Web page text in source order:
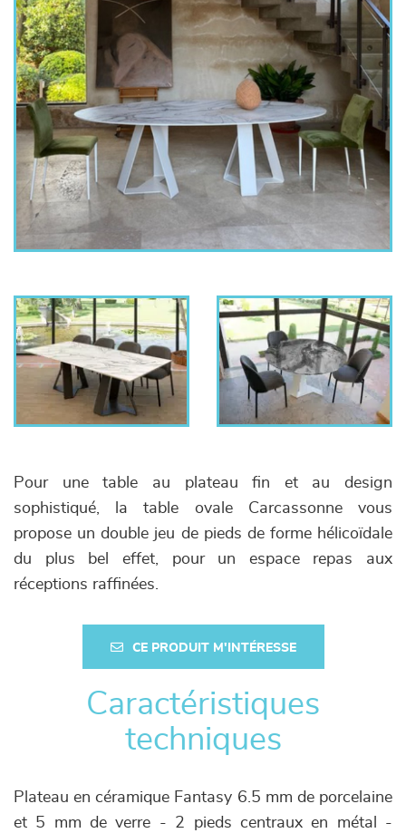
Pour une table au plateau fin et au design
sophistiqué, la table ovale Carcassonne vous
propose un double jeu de pieds de forme hélicoïdale
du plus bel effet, pour un espace repas aux
réceptions raffinées.
CE PRODUIT M'INTÉRESSE
Caractéristiques
techniques
Plateau en céramique Fantasy 6.5 mm de porcelaine
et 5 mm de verre - 2 pieds centraux en métal -